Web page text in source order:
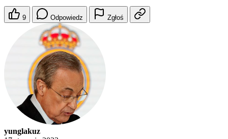
9 Odpowiedz Zgłoś
yunglakuz